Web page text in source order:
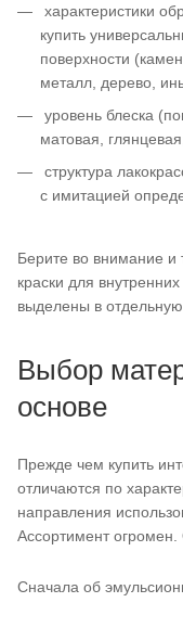
характеристики
купить
поверхности
металл, дерево,
уровень блеска
матовая,
структура
с имитацией
Берите во внимание и
краски для
выделены в отдельную
Выбор
основе
Прежде чем купить
отличаются по
направления
Ассортимент
Сначала об